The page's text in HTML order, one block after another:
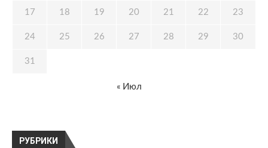
РУБРИКИ
17 18 19 20 21 22 23
24 25 26 27 28 29 30
31
« Июл